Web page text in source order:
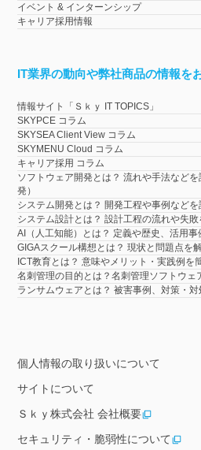
イベント & インターンシップ
キャリア採用情報
IT業界の動向や弊社商品の情報を
情報サイト「Ｓｋｙ IT TOPICS」
SKYPCE コラム
SKYSEA Client View コラム
SKYMENU Cloud コラム
キャリア採用 コラム
ソフトウェア開発とは？ 流れや手法など
発）
システム開発とは？ 開発工程や事例など
システム設計とは？ 設計工程の流れや失敗
AI（人工知能）とは？ 定義や歴史、活用事
GIGAスクール構想とは？ 現状と問題点を
ICT教育とは？ 意味やメリット・実践例を
名刺管理の目的とは？名刺管理ソフトウェ
ランサムウェアとは？ 被害事例、対策・対
個人情報の取り扱いについて
サイトについて
Ｓｋｙ株式会社 会社概要
セキュリティ・脆弱性について